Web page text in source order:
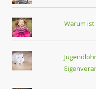
Warum ist